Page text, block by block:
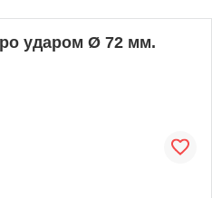
ударом Ø 72 мм.